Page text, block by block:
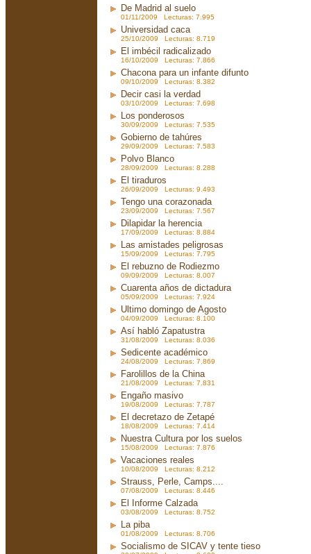
De Madrid al suelo
01/11/2009 Lecturas: 7.995
Universidad caca
25/10/2009 Lecturas: 8.719
El imbécil radicalizado
16/10/2009 Lecturas: 7.866
Chacona para un infante difunto
09/10/2009 Lecturas: 8.382
Decir casi la verdad
03/10/2009 Lecturas: 7.698
Los ponderosos
30/09/2009 Lecturas: 7.535
Gobierno de tahúres
29/09/2009 Lecturas: 7.583
Polvo Blanco
28/09/2009 Lecturas: 8.288
El tiraduros
26/09/2009 Lecturas: 9.493
Tengo una corazonada
23/09/2009 Lecturas: 7.567
Dilapidar la herencia
17/09/2009 Lecturas: 8.884
Las amistades peligrosas
15/09/2009 Lecturas: 7.795
El rebuzno de Rodiezmo
09/09/2009 Lecturas: 8.007
Cuarenta años de dictadura
05/09/2009 Lecturas: 7.924
Ultimo domingo de Agosto
04/09/2009 Lecturas: 8.100
Así habló Zapatustra
31/08/2009 Lecturas: 8.036
Sedicente académico
24/08/2009 Lecturas: 7.869
Farolillos de la China
21/08/2009 Lecturas: 7.831
Engaño masivo
19/08/2009 Lecturas: 7.787
El decretazo de Zetapé
18/08/2009 Lecturas: 7.414
Nuestra Cultura por los suelos
15/08/2009 Lecturas: 7.876
Vacaciones reales
10/08/2009 Lecturas: 8.212
Strauss, Perle, Camps....
07/08/2009 Lecturas: 8.446
El Informe Calzada
03/08/2009 Lecturas: 8.752
La piba
01/08/2009 Lecturas: 8.706
Socialismo de SICAV y tente tieso